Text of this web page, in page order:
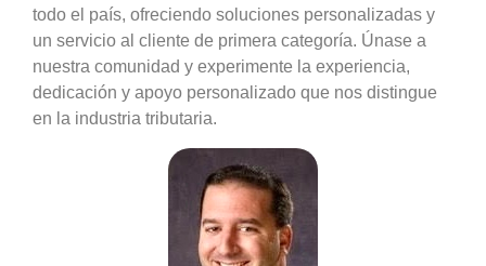
todo el país, ofreciendo soluciones personalizadas y
un servicio al cliente de primera categoría. Únase a
nuestra comunidad y experimente la experiencia,
dedicación y apoyo personalizado que nos distingue
en la industria tributaria.